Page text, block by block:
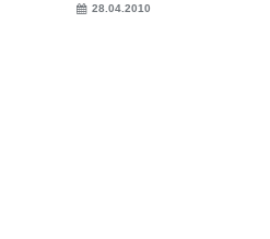
28.04.2010